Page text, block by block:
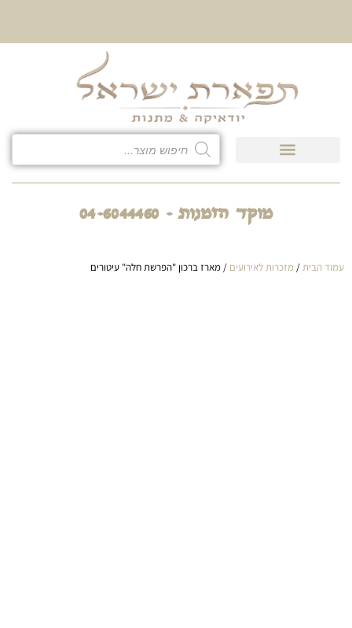
מוקד הזמנות - 04-6044460
עמוד הבית/ מזכרות לאירועים / מארז ברכון "הפרשת חלה" עיטורים